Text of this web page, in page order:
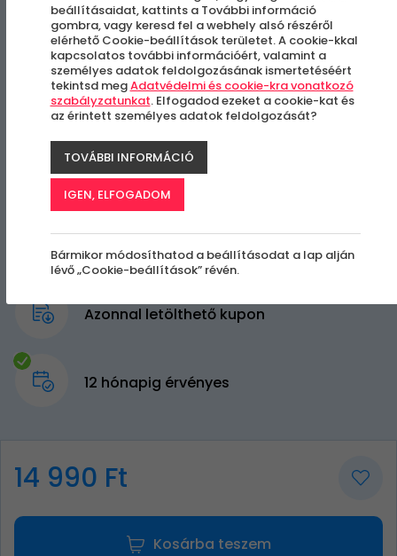
Azonnal letölthető kupon
12 hónapig érvényes
14 990 Ft
Kosárba teszem
beállításaidat, kattints a További információ
gombra, vagy keresd fel a webhely alsó részéről
elérhető Cookie-beállítások területet. A cookie-kkal
kapcsolatos további információért, valamint a
személyes adatok feldolgozásának ismertetéséért
tekintsd megAdatvédelmi és cookie-kra vonatkozó
szabályzatunkat. Elfogadod ezeket a cookie-kat és
az érintett személyes adatok feldolgozását?
TOVÁBBI INFORMÁCIÓ
IGEN, ELFOGADOM
Bármikor módosíthatod a beállításodat a lap alján
lévő „Cookie-beállítások” révén.